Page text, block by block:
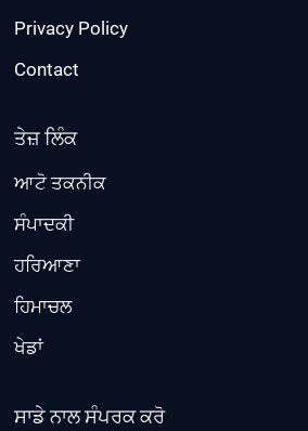
Privacy Policy
Contact
ਤੇਜ਼ ਲਿੰਕ
ਆਟੋ ਤਕਨੀਕ
ਸੰਪਾਦਕੀ
ਹਰਿਆਣਾ
ਹਿਮਾਚਲ
ਖੇਡਾਂ
ਸਾਡੇ ਨਾਲ ਸੰਪਰਕ ਕਰੋ